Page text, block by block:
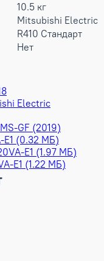
10.5 кг
Mitsubishi Electric
R410 Стандарт
Нет
Electric
GF (2019)
E1 (0.32 МБ)
E1 (1.97 МБ)
E1 (1.22 МБ)